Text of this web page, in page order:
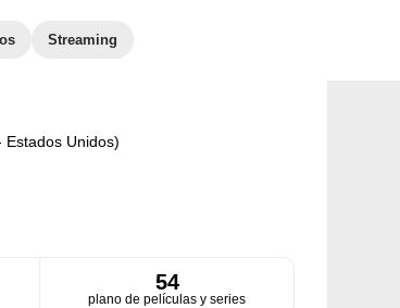
Streaming
Estados Unidos)
54
plano de películas y series